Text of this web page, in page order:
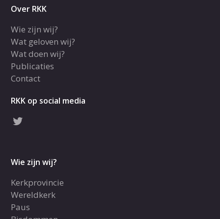
Over RKK
Wie zijn wij?
Wat geloven wij?
Wat doen wij?
Publicaties
Contact
RKK op social media
Wie zijn wij?
Kerkprovincie
Wereldkerk
Paus